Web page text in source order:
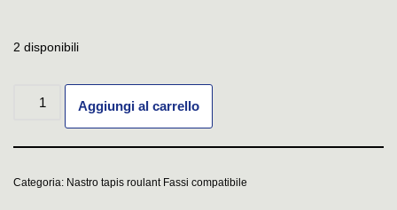
2 disponibili
Aggiungi al carrello
Categoria: Nastro tapis roulant Fassi compatibile